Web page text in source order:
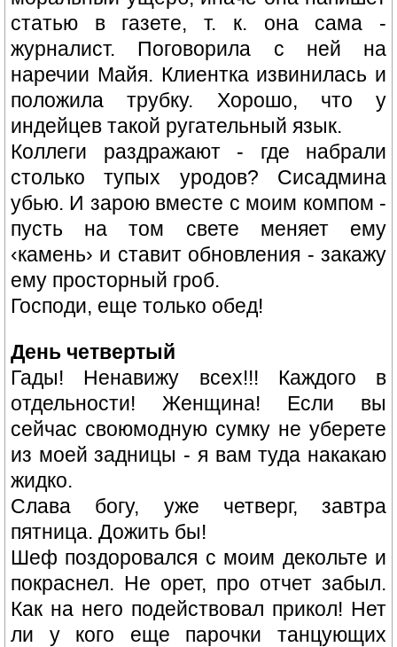
статью в газете, т. к. она сама -
журналист. Поговорила с ней на
наречии Майя. Клиентка извинилась и
положила трубку. Хорошо, что у
индейцев такой ругательный язык.
Коллеги раздражают - где набрали
столько тупых уродов? Сисадмина
убью. И зарою вместе с моим компом -
пусть на том свете меняет ему
‹камень› и ставит обновления - закажу
ему просторный гроб.
Господи, еще только обед!
День четвертый
Гады! Ненавижу всех!!! Каждого в
отдельности! Женщина! Если вы
сейчас своюмодную сумку не уберете
из моей задницы - я вам туда накакаю
жидко.
Слава богу, уже четверг, завтра
пятница. Дожить бы!
Шеф поздоровался с моим декольте и
покраснел. Не орет, про отчет забыл.
Как на него подействовал прикол! Нет
ли у кого еще парочки танцующих